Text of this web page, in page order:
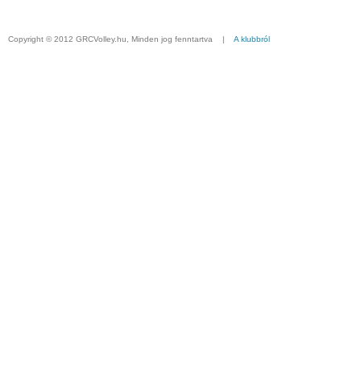
Copyright © 2012 GRCVolley.hu, Minden jog fenntartva | A klubbról